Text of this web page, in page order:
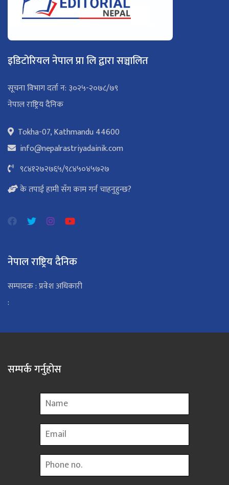
इडिटोरियल नेपाल प्रा लि द्वारा सञ्चालित
सूचना विभाग दर्ता न: ३०२५-२०७८/७९
नेपाल राष्ट्रिय दैनिक
Tokha-07, Kathmandu 44600
info@nepalrastriyadainik.com
९८४१२७२७६५/९८४५०४५७२७
के तपाई हामी सँग काम गर्न चाहनुहुन्छ?
नेपाल राष्ट्रिय दैनिक
सम्पादक : प्रवेश अधिकारी
:
सम्पर्क गर्नुहोस
Name
Email
Phone